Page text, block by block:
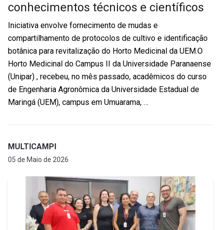
conhecimentos técnicos e científicos
Iniciativa envolve fornecimento de mudas e
compartilhamento de protocolos de cultivo e identificação
botânica para revitalização do Horto Medicinal da UEM.O
Horto Medicinal do Campus II da Universidade Paranaense
(Unipar) , recebeu, no mês passado, acadêmicos do curso
de Engenharia Agronômica da Universidade Estadual de
Maringá (UEM), campus em Umuarama, …
MULTICAMPI
05 de Maio de 2026